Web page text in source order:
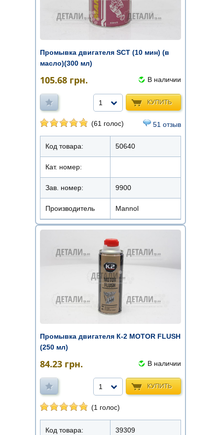
Промывка двигателя SCT (10 мин) (в
масло)(300 мл)
105.68 грн. В наличии
КУПИТЬ
1
(61 голос) 51 отзыв
Код товара: 50640
Кат. номер:
Зав. номер: 9900
Производитель Mannol
Промывка двигателя К-2 MOTOR FLUSH
(250 мл)
84.23 грн. В наличии
КУПИТЬ
1
(1 голос)
Код товара: 39309